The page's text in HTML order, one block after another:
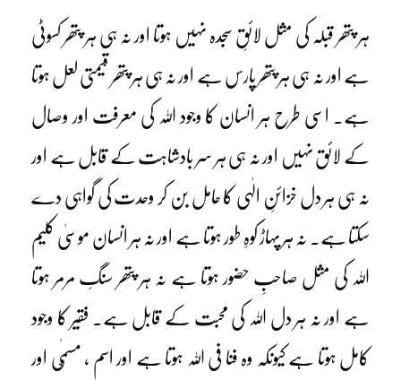
ہر پتھر قبلہ کی مثل لائقِ سجدہ نہیں ہوتا اور نہ ہی ہر پتھر کسوٹی
ہے اور نہ ہی ہر پتھر پارس ہے اور نہ ہی ہر پتھر قیمتی لعل ہوتا
ہے۔ اسی طرح ہر انسان کا وجود اللہ کی معرفت اور وصال
کے لائق نہیں اور نہ ہی ہر سر بادشاہت کے قابل ہے اور
نہ ہی ہر دل خزائنِ الٰہی کا حامل بن کر وحدت کی گواہی دے
سکتا ہے۔ نہ ہر پہاڑ کوہِ طور ہوتا ہے اور نہ ہر انسان موسیٰ کلیم
اللہ کی مثل صاحبِ حضور ہوتا ہے نہ ہر پتھر سنگِ مرمر ہوتا
ہے اور نہ ہر دل اللہ کی محبت کے قابل ہے۔ فقیر کا وجود
کامل ہوتا ہے کیونکہ وہ فنا فی اللہ ہوتا ہے اور اسم ، مسمّٰی اور